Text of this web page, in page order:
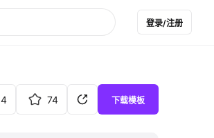
登录/注册
4 74 下载模板